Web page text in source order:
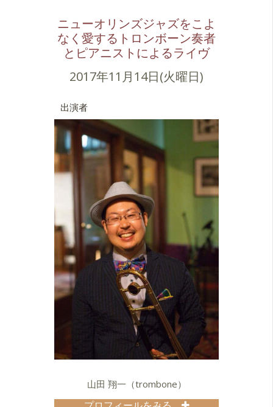
ニューオリンズジャズをこよ
なく愛するトロンボーン奏者
とピアニストによるライヴ
2017年11月14日(火曜日)
出演者
山田 翔一（trombone）